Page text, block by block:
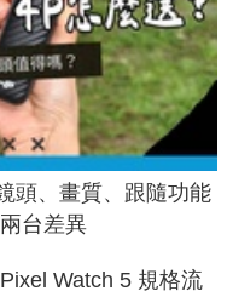
頭、畫質、跟隨功能
台差異
Watch 5 規格流